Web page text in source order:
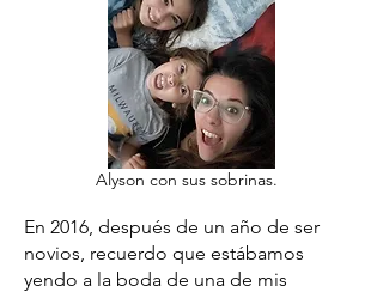
Alyson con sus sobrinas.
En 2016, después de un año de ser
novios, recuerdo que estábamos
yendo a la boda de una de mis